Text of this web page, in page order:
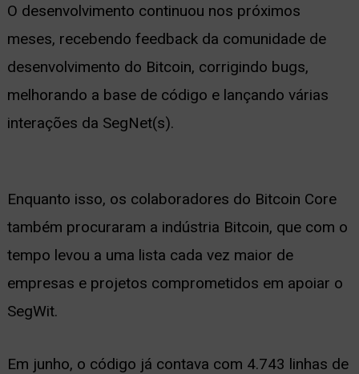
O desenvolvimento continuou nos próximos
meses, recebendo feedback da comunidade de
desenvolvimento do Bitcoin, corrigindo bugs,
melhorando a base de código e lançando várias
interações da SegNet(s).
Enquanto isso, os colaboradores do Bitcoin Core
também procuraram a indústria Bitcoin, que com o
tempo levou a uma lista cada vez maior de
empresas e projetos comprometidos em apoiar o
SegWit.
Em junho, o código já contava com 4.743 linhas de